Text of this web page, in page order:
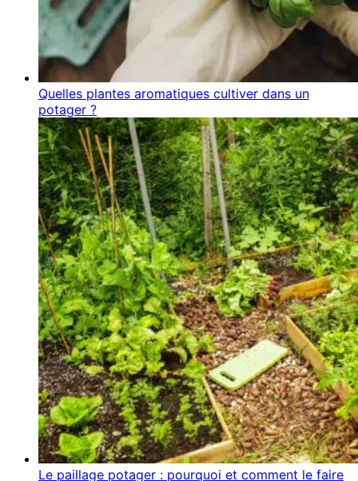
Quelles plantes aromatiques cultiver dans un
potager ?
Le paillage potager : pourquoi et comment le faire